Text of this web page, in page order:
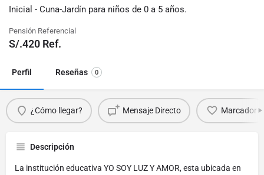
Inicial - Cuna-Jardín para niños de 0 a 5 años.
Pensión Referencial
S/.420 Ref.
Perfil Reseñas 0
¿Cómo llegar? Mensaje Directo Marcador
Descripción
La institución educativa YO SOY LUZ Y AMOR, esta ubicada en